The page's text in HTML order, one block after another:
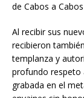
de Cabos a
Al recibir sus
recibieron
templanza y
profundo respeto
grabada en el